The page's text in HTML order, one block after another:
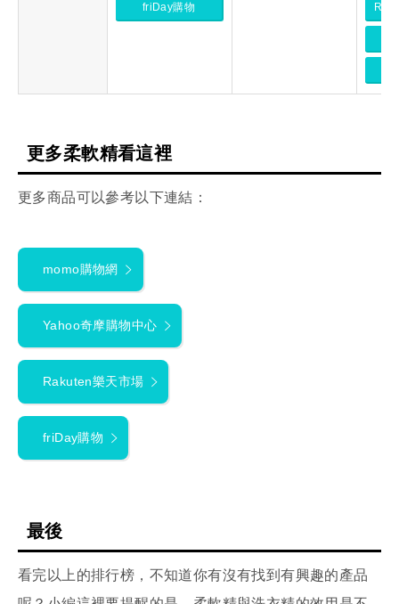
friDay購物
更多柔軟精看這裡
更多商品可以參考以下連結：
momo購物網
Yahoo奇摩購物中心
Rakuten樂天市場
friDay購物
最後
看完以上的排行榜，不知道你有沒有找到有興趣的產品